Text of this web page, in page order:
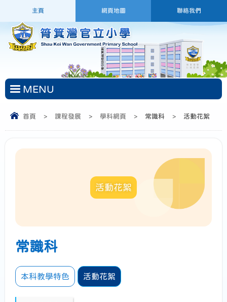
主頁 網頁地圖 聯絡我們
MENU
首頁 > 課程發展 > 學科網頁 > 常識科 > 活動花絮
活動花絮
常識科
本科教學特色 活動花絮